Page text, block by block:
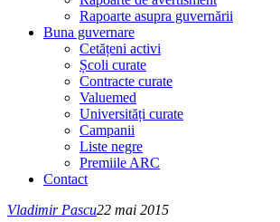
Rapoarte asupra guvernării
Buna guvernare
Cetățeni activi
Școli curate
Contracte curate
Valuemed
Universități curate
Campanii
Liste negre
Premiile ARC
Contact
Vladimir Pascu22 mai 2015